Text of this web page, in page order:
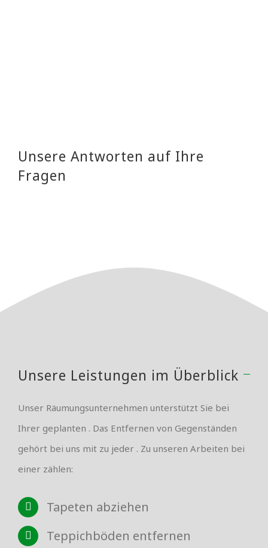
Unsere Antworten auf Ihre
Fragen
Unsere Leistungen im Überblick
Unser Räumungsunternehmen unterstützt Sie bei
Ihrer geplanten . Das Entfernen von Gegenständen
gehört bei uns mit zu jeder . Zu unseren Arbeiten bei
einer zählen:
Tapeten abziehen
Teppichböden entfernen